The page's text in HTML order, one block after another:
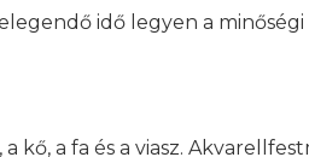
idő legyen a minőségi
a fa és a viasz.